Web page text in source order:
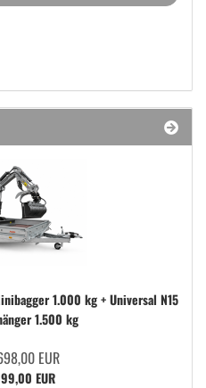
1.000 kg + Universal N15
1.500 kg
EUR
EUR